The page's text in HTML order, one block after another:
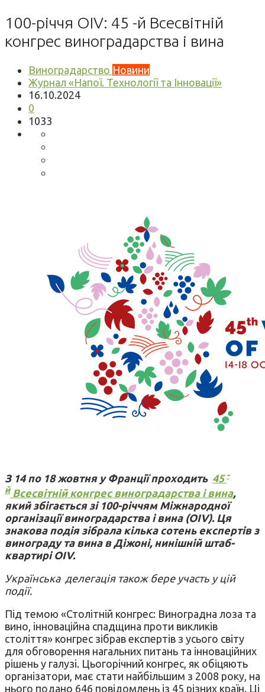
100-річчя OIV: 45 -й Всесвітній
конгрес виноградарства і вина
Виноградарство Новини
Журнал «Напої. Технології та Інновації»
16.10.2024
0
1033
З 14 по 18 жовтня у Франції проходить 45-
йВсесвітній конгрес виноградарства і вина,
який збігається зі 100-річчям Міжнародної
організації виноградарства і вина (OIV). Ця
знакова подія зібрала кілька сотень експертів з
винограду та вина в Діжоні, нинішній штаб-
квартирі OIV.
Українська делегація також бере участь у цій
події.
Під темою «Столітній конгрес: Виноградна лоза та
вино, інноваційна спадщина проти викликів
століття» конгрес зібрав експертів з усього світу
для обговорення нагальних питань та інноваційних
рішень у галузі. Цьогорічний конгрес, як обіцяють
організатори, має стати найбільшим з 2008 року, на
нього подано 646 повідомлень із 45 різних країн. Ці